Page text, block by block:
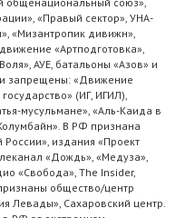
«Правый сектор», УНА-
«Мизантропик дивижн»,
«Артподготовка»,
АУЕ, батальоны «Азов» и
запрещены: «Движение
(ИГ, ИГИЛ),
мусульмане», «Аль-Каида в
В РФ признана
России», издания «Проект
«Дождь», «Медуза»,
«Свобода», The Insider,
общество/центр
Левады», Сахаровский центр.